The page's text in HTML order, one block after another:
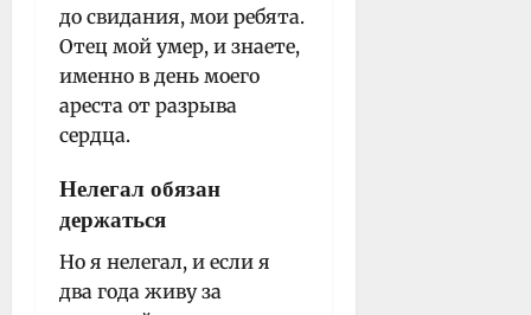
до свидания, мои ребята.
Отец мой умер, и знаете,
именно в день моего
ареста от разрыва
сердца.
Нелегал обязан
держаться
Но я нелегал, и если я
два года живу за